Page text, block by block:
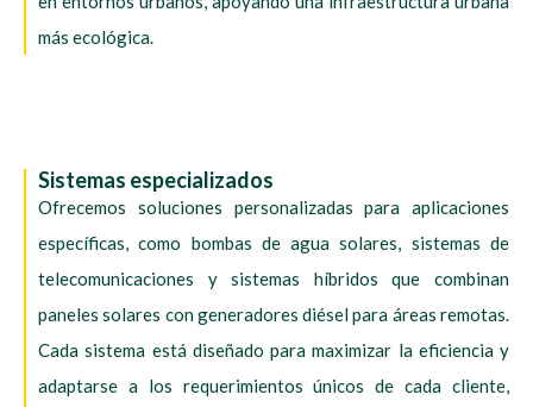
más ecológica.
Sistemas especializados
Ofrecemos soluciones personalizadas para aplicaciones
específicas, como bombas de agua solares, sistemas de
telecomunicaciones y sistemas híbridos que combinan
paneles solares con generadores diésel para áreas remotas.
Cada sistema está diseñado para maximizar la eficiencia y
adaptarse a los requerimientos únicos de cada cliente,